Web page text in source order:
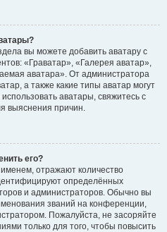
вы можете добавить аватару с
«Граватар», «Галерея аватар»,
аватара». От администратора
а также какие типы аватар могут
аватары, свяжитесь с
выяснения причин.
его?
отражают количество
определённых
и администраторов. Обычно вы
званий на конференции,
Пожалуйста, не засоряйте
только для того, чтобы повысить